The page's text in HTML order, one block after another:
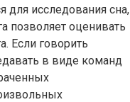
для исследования сна,
позволяет оценивать
Если говорить
в виде команд